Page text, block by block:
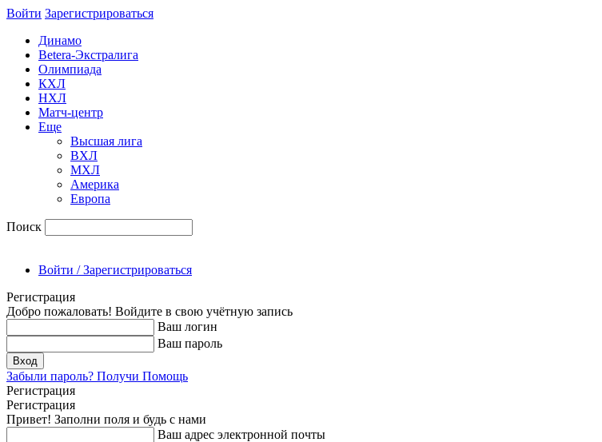
Войти Зарегиcтрироваться
Динамо
Betera-Экстралига
Олимпиада
КХЛ
НХЛ
Матч-центр
Еще
Высшая лига
ВХЛ
МХЛ
Америка
Европа
Поиск
Войти / Зарегистрироваться
Регистрация
Добро пожаловать! Войдите в свою учётную запись
Ваш логин
Ваш пароль
Забыли пароль? Получи Помощь
Регистрация
Регистрация
Привет! Заполни поля и будь с нами
Ваш адрес электронной почты